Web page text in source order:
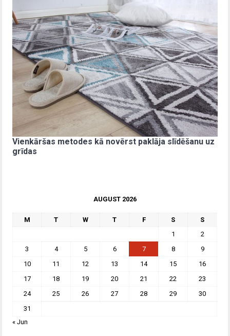
Vienkāršas metodes kā novērst paklāja slīdēšanu uz
grīdas
AUGUST 2026
M T W T F S
S
1
2
3
4 5 6 7 8
9
10
11 12 13 14 15
16
17
18 19 20 21 22
23
24
25 26 27 28 29
30
31
« Jun